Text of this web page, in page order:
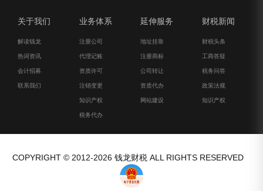
关于我们
解读钱龙
热词资讯
会计招募
联系我们
业务体系
注册公司
代理记账
资质许可
注销变更
知识产权
税务代办
延伸服务
地址挂靠
注册商标
公司转让
资质代办
网站建设
财税新闻
财税头条
工商答疑
税务问答
政策法规
知识产权
COPYRIGHT © 2012-2026 钱龙财税 ALL RIGHTS RESERVED